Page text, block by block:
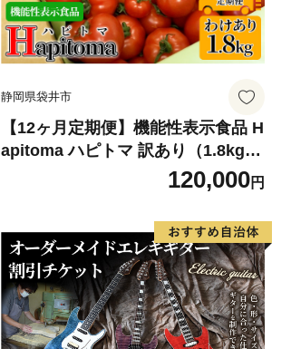
静岡県袋井市
【12ヶ月定期便】機能性表示食品 H
apitoma ハピトマ 訳あり（1.8kg）
【配送不可：北海道・沖縄・離島】
色野菜 産地直送 ダブル成分 GABA
リコピン トマト 国産 静岡県産 袋井
市産 食材
120,000円